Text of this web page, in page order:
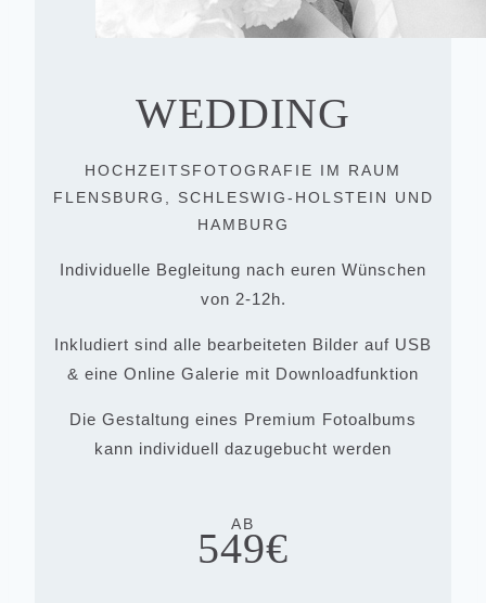
WEDDING
HOCHZEITSFOTOGRAFIE IM RAUM
FLENSBURG, SCHLESWIG-HOLSTEIN UND
HAMBURG
Individuelle Begleitung nach euren Wünschen
von 2-12h.
Inkludiert sind alle bearbeiteten Bilder auf USB
& eine Online Galerie mit Downloadfunktion
Die Gestaltung eines Premium Fotoalbums
kann individuell dazugebucht werden
AB
549€